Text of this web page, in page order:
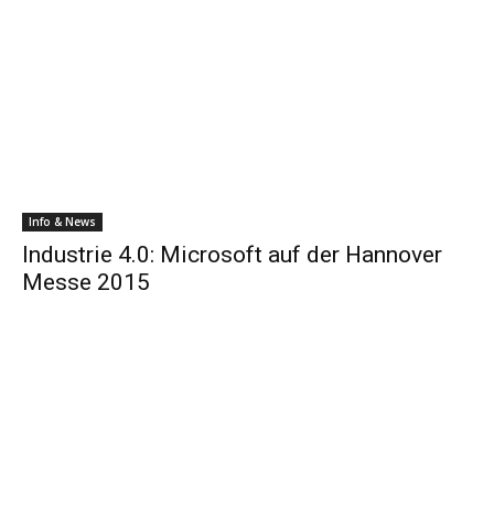
Info & News
Industrie 4.0: Microsoft auf der Hannover
Messe 2015